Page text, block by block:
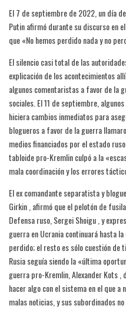
El 7 de septiembre de 2022, un día
Putin afirmó durante su discurso en
que «No hemos perdido nada y no
El silencio casi total de las
explicación de los acontecimientos
algunos comentaristas a favor de la
sociales. El 11 de septiembre,
hiciera cambios inmediatos para
blogueros a favor de la guerra
medios financiados por el estado
tabloide pro-Kremlin culpó a la
mala coordinación y los errores
El ex comandante separatista y
Girkin , afirmó que el pelotón de
Defensa ruso, Sergei Shoigu , y
guerra en Ucrania continuará hasta
perdido; el resto es sólo cuestión de
Rusia seguía siendo la «última
guerra pro-Kremlin, Alexander Kots
hacer algo con el sistema en el que
malas noticias, y sus subordinados